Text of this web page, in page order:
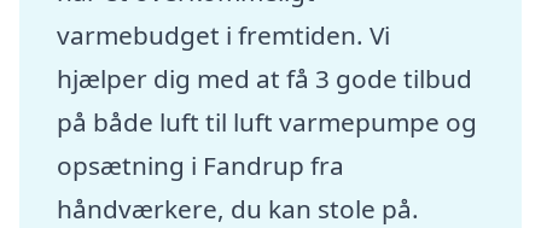
varmebudget i fremtiden. Vi
hjælper dig med at få 3 gode tilbud
på både luft til luft varmepumpe og
opsætning i Fandrup fra
håndværkere, du kan stole på.